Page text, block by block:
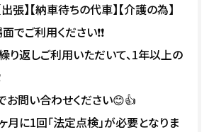
張】【納車待ちの代車】【介護の為】
でご利用ください❗❗
り返しご利用いただいて、1年以上の
お問い合わせください😊👍
に1回「法定点検」が必要となりま